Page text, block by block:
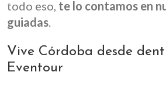
todo eso, te lo contamos en
guiadas
Vive Córdoba desde
Eventour